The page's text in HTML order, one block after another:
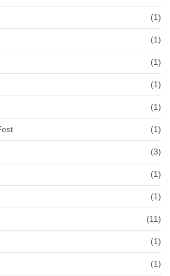
(1)
(1)
(1)
(1)
(1)
(1)
(3)
(1)
(1)
(11)
(1)
(1)